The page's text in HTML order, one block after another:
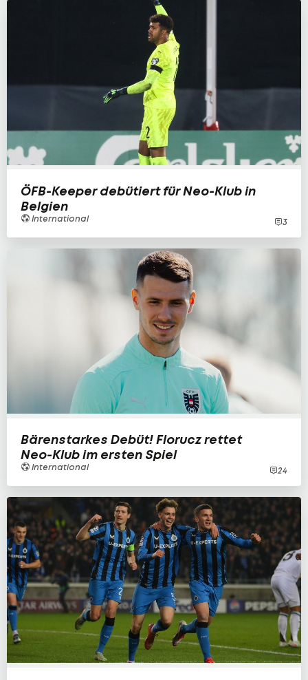
ÖFB-Keeper debütiert für Neo-Klub in
Belgien
International 3
Bärenstarkes Debüt! Florucz rettet
Neo-Klub im ersten Spiel
International 24